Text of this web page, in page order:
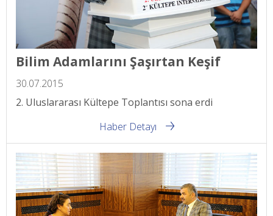
Bilim Adamlarını Şaşırtan Keşif
30.07.2015
2. Uluslararası Kültepe Toplantısı sona erdi
Haber Detayı